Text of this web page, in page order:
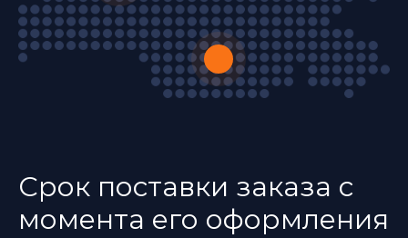
Срок поставки заказа с
момента его оформления